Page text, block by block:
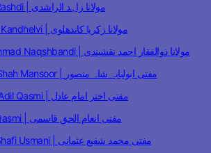
Maulana Zahid Ur Rashdi | مولانا زاہد الراشدی
Maulana Zakariyya Kandhelvi | مولانا زکریا کاندھلوی
Maulana Zulfiqar Ahmad Naqshbandi | مولانا ذوالفقار احمد نقشبندی
Mufti Abu Lubaba Shah Mansoor | مفتی ابولبابہ شاہ منصور
Mufti Akhtar Imam Adil Qasmi | مفتی اختر امام عادل
Mufti Inam ul Haq Qasmi | مفتی انعام الحق قاسمی
Mufti Muhammad Shafi Usmani | مفتی محمد شفیع عثمانی